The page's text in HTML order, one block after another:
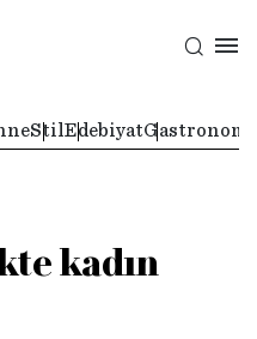
Stil EdebiyatGastronomi
kadın